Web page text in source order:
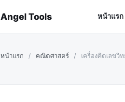
Angel Tools หน้าแรก
หน้าแรก / คณิตศาสตร์ / เครื่องคิดเลขวิ